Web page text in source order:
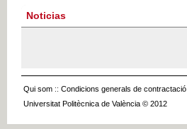
Noticias
Qui som :: Condicions generals de contractació
Universitat Politècnica de València © 2012